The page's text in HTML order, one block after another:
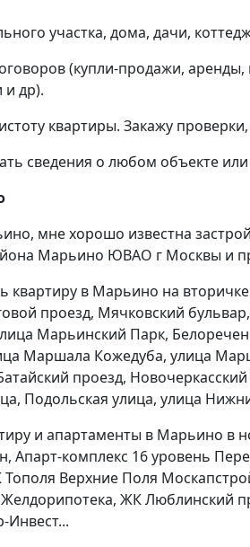
участка, дома, дачи,
(купли-продажи,
и др).
квартиры. Закажу
сведения о любом объекте
мне хорошо известна
Марьино ЮВАО г Москвы и
квартиру в Марьино на
проезд, Мячковский
Марьинский Парк,
Маршала Кожедуба, улица
проезд,
Подольская улица, улица
и апартаменты в Марьино в
Апарт-комплекс 16 уровень
Верхние Поля
ЖК Люблинский
Инвест...